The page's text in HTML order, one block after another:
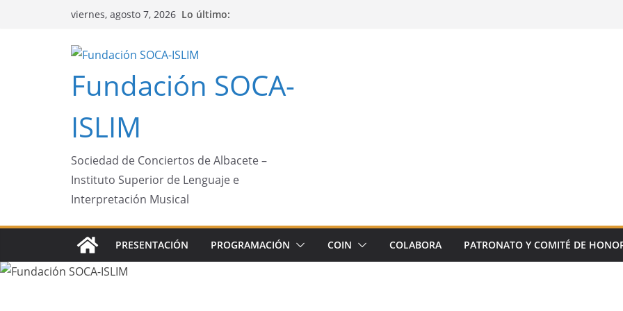
viernes, agosto 7, 2026 Lo último:
Fundación SOCA-
ISLIM
Sociedad de Conciertos de Albacete –
Instituto Superior de Lenguaje e
Interpretación Musical
PRESENTACIÓN PROGRAMACIÓN COIN COLABORA PATRONATO Y COMITÉ DE